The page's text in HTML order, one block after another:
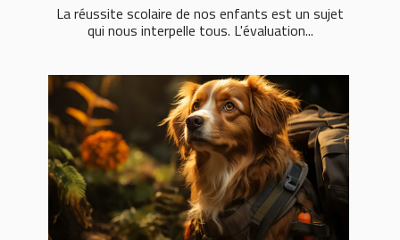
La réussite scolaire de nos enfants est un sujet
qui nous interpelle tous. L'évaluation...